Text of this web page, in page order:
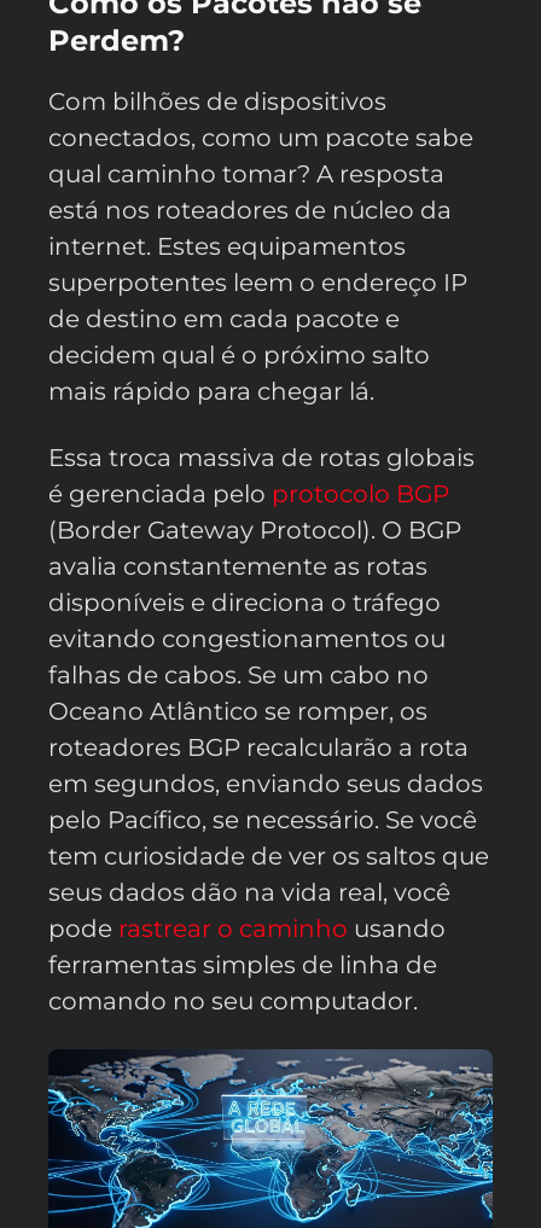
Perdem?
Com bilhões de dispositivos
conectados, como um pacote sabe
qual caminho tomar? A resposta
está nos roteadores de núcleo da
internet. Estes equipamentos
superpotentes leem o endereço IP
de destino em cada pacote e
decidem qual é o próximo salto
mais rápido para chegar lá.
Essa troca massiva de rotas globais
é gerenciada pelo protocolo BGP
(Border Gateway Protocol). O BGP
avalia constantemente as rotas
disponíveis e direciona o tráfego
evitando congestionamentos ou
falhas de cabos. Se um cabo no
Oceano Atlântico se romper, os
roteadores BGP recalcularão a rota
em segundos, enviando seus dados
pelo Pacífico, se necessário. Se você
tem curiosidade de ver os saltos que
seus dados dão na vida real, você
pode rastrear o caminho usando
ferramentas simples de linha de
comando no seu computador.